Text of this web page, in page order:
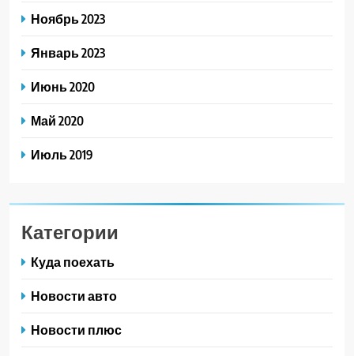
Ноябрь 2023
Январь 2023
Июнь 2020
Май 2020
Июль 2019
Категории
Куда поехать
Новости авто
Новости плюс